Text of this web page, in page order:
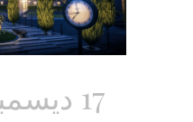
17 ديسمبر